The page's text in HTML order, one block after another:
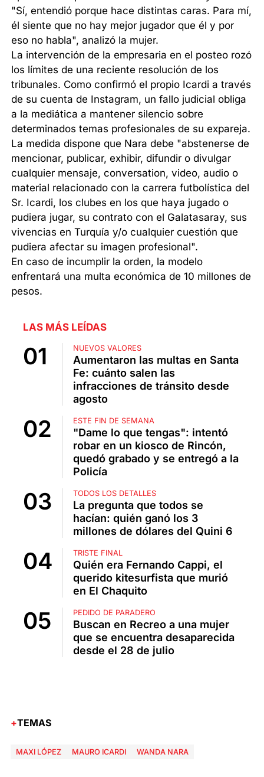
"Sí, entendió porque hace distintas caras. Para mí,
él siente que no hay mejor jugador que él y por
eso no habla", analizó la mujer.
La intervención de la empresaria en el posteo rozó
los límites de una reciente resolución de los
tribunales. Como confirmó el propio Icardi a través
de su cuenta de Instagram, un fallo judicial obliga
a la mediática a mantener silencio sobre
determinados temas profesionales de su expareja.
La medida dispone que Nara debe "abstenerse de
mencionar, publicar, exhibir, difundir o divulgar
cualquier mensaje, conversation, video, audio o
material relacionado con la carrera futbolística del
Sr. Icardi, los clubes en los que haya jugado o
pudiera jugar, su contrato con el Galatasaray, sus
vivencias en Turquía y/o cualquier cuestión que
pudiera afectar su imagen profesional".
En caso de incumplir la orden, la modelo
enfrentará una multa económica de 10 millones de
pesos.
LAS MÁS LEÍDAS
NUEVOS VALORES
Aumentaron las multas en Santa
Fe: cuánto salen las
infracciones de tránsito desde
agosto
ESTE FIN DE SEMANA
"Dame lo que tengas": intentó
robar en un kiosco de Rincón,
quedó grabado y se entregó a la
Policía
TODOS LOS DETALLES
La pregunta que todos se
hacían: quién ganó los 3
millones de dólares del Quini 6
TRISTE FINAL
Quién era Fernando Cappi, el
querido kitesurfista que murió
en El Chaquito
PEDIDO DE PARADERO
Buscan en Recreo a una mujer
que se encuentra desaparecida
desde el 28 de julio
TEMAS
MAXI LÓPEZ MAURO ICARDI WANDA NARA